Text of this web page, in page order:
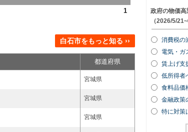
1
白石市をもっと知る ››
都道府県
宮城県
宮城県
宮城県